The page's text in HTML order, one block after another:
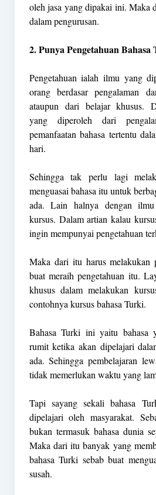
oleh jasa yang dipakai ini. Maka
dalam pengurusan.
2. Punya Pengetahuan
Pengetahuan ialah ilmu yang
orang berdasar pengalaman
ataupun dari belajar khusus.
yang diperoleh dari
pemanfaatan bahasa tertentu
hari.
Sehingga tak perlu lagi
menguasai bahasa itu untuk
ada. Lain halnya dengan
kursus. Dalam artian kalau
ingin mempunyai pengetahuan
Maka dari itu harus melakukan
buat meraih pengetahuan itu.
khusus dalam melakukan
contohnya kursus bahasa Turki.
Bahasa Turki ini yaitu bahasa
rumit ketika akan dipelajari
ada. Sehingga pembelajaran
tidak memerlukan waktu yang
Tapi sayang sekali bahasa
dipelajari oleh masyarakat.
bukan termasuk bahasa dunia
Maka dari itu banyak yang
bahasa Turki sebab buat
susah.